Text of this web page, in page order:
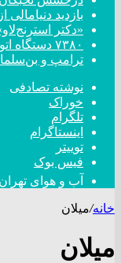
بازدید
«دکتر
۷۳۸۰ دستگاه اتوبوس برای جابه‌جایی زائران اربعین به کارگیری شد
ترامپ و
نوشته تصادفی
خوراک
تلگرام
اینستاگرام
توییتر
فیس بوک
آب و هوای تهران
خانه/میلان
میلان